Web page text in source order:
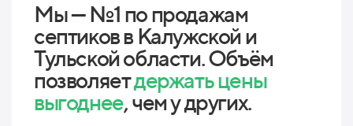
Мы — №1 по продажам
септиков в Калужской и
Тульской области. Объём
позволяетдержать цены
выгоднее, чем у других.